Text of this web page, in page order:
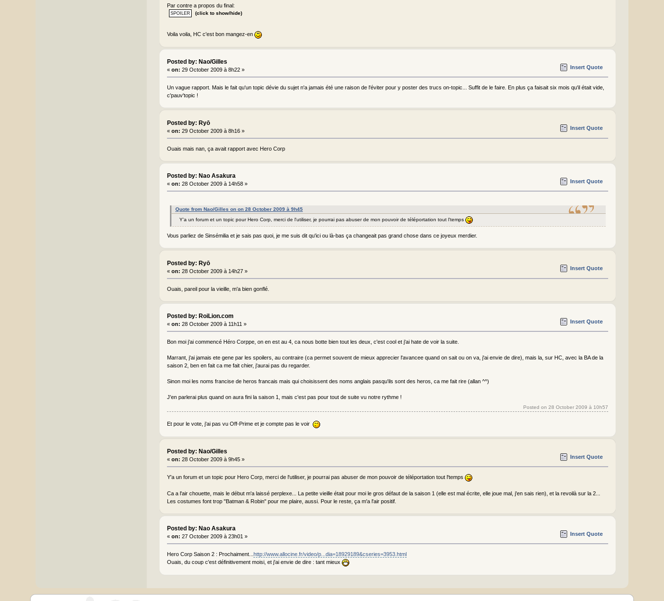
Par contre a propos du final:
(click to show/hide)
Voila voila, HC c'est bon mangez-en
Posted by: Nao/Gilles
« on: 29 October 2009 à 8h22 » Insert Quote
Un vague rapport. Mais le fait qu'un topic dévie du sujet n'a jamais été une raison de l'éviter pour y poster des trucs on-topic... Suffit de le faire. En plus ça faisait six mois qu'il était vide,
c'pauv'topic !
Posted by: Ryō
« on: 29 October 2009 à 8h16 » Insert Quote
Ouais mais nan, ça avait rapport avec Hero Corp
Posted by: Nao Asakura
« on: 28 October 2009 à 14h58 » Insert Quote
Quote from Nao/Gilles on on 28 October 2009 à 9h45
Y'a un forum et un topic pour Hero Corp, merci de l'utiliser, je pourrai pas abuser de mon pouvoir de téléportation tout l'temps
Vous parliez de Sinsémilia et je sais pas quoi, je me suis dit qu'ici ou là-bas ça changeait pas grand chose dans ce joyeux merdier.
Posted by: Ryō
« on: 28 October 2009 à 14h27 » Insert Quote
Ouais, pareil pour la vieille, m'a bien gonflé.
Posted by: RoiLion.com
« on: 28 October 2009 à 11h11 » Insert Quote
Bon moi j'ai commencé Héro Corppe, on en est au 4, ca nous botte bien tout les deux, c'est cool et j'ai hate de voir la suite.
Marrant, j'ai jamais ete gene par les spoilers, au contraire (ca permet souvent de mieux apprecier l'avancee quand on sait ou on va, j'ai envie de dire), mais la, sur HC, avec la BA de la
saison 2, ben en fait ca me fait chier, j'aurai pas du regarder.
Sinon moi les noms francise de heros francais mais qui choisissent des noms anglais pasqu'ils sont des heros, ca me fait rire (allan ^^)
J'en parlerai plus quand on aura fini la saison 1, mais c'est pas pour tout de suite vu notre rythme !
Posted on 28 October 2009 à 10h57
Et pour le vote, j'ai pas vu Off-Prime et je compte pas le voir
Posted by: Nao/Gilles
« on: 28 October 2009 à 9h45 » Insert Quote
Y'a un forum et un topic pour Hero Corp, merci de l'utiliser, je pourrai pas abuser de mon pouvoir de téléportation tout l'temps
Ca a l'air chouette, mais le début m'a laissé perplexe... La petite vieille était pour moi le gros défaut de la saison 1 (elle est mal écrite, elle joue mal, j'en sais rien), et la revoilà sur la 2...
Les costumes font trop "Batman & Robin" pour me plaire, aussi. Pour le reste, ça m'a l'air positif.
Posted by: Nao Asakura
« on: 27 October 2009 à 23h01 » Insert Quote
Hero Corp Saison 2 : Prochaiment...http://www.allocine.fr/video/p...dia=18929189&cseries=3953.html
Ouais, du coup c'est définitivement moisi, et j'ai envie de dire : tant mieux